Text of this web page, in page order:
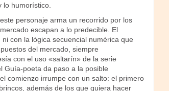
lo humorístico.
personaje arma un recorrido por los
escapan a lo predecible. El
con la lógica secuencial numérica que
del mercado, siempre
con el uso «saltarín» de la serie
Guía-poeta da paso a la posible
comienzo irrumpe con un salto: el primero
además de los que quiera hacer